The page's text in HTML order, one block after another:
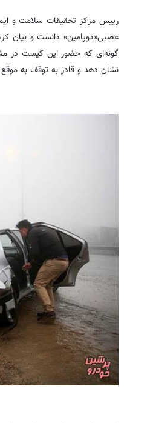
رییس مرکز تحقیقات سلامت و
عصبی«دوپامین» دانست و بیان
گونه‌ای که حضور این کیست در
نشان دهد و قادر به توقف به